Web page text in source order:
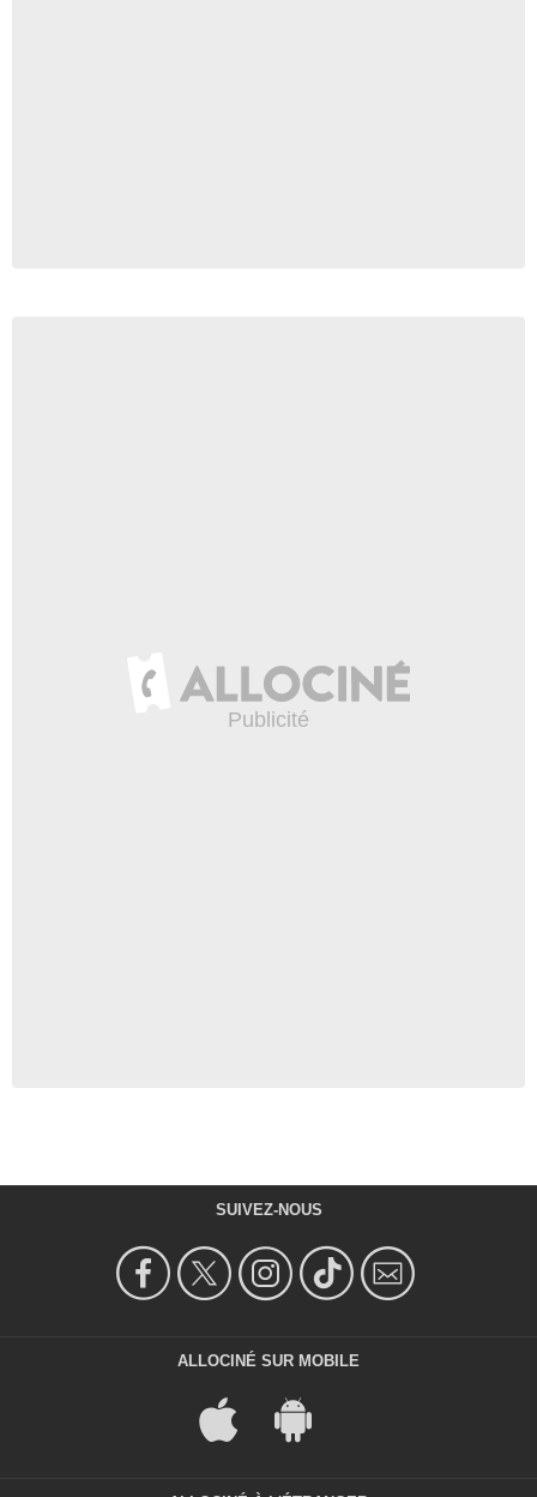
SUIVEZ-NOUS
ALLOCINÉ SUR MOBILE